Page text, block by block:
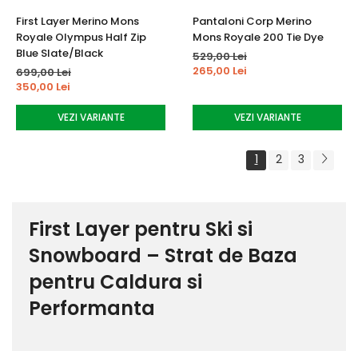
First Layer Merino Mons
Royale Olympus Half Zip
Blue Slate/Black
699,00 Lei
350,00 Lei
VEZI VARIANTE
Pantaloni Corp Merino
Mons Royale 200 Tie Dye
529,00 Lei
265,00 Lei
VEZI VARIANTE
1 2 3
First Layer pentru Ski si
Snowboard – Strat de Baza
pentru Caldura si
Performanta